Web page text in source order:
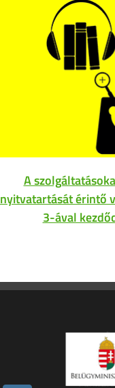
A
nyitvatartását érintő
3-ával